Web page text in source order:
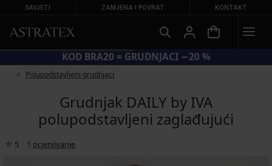
SAVJETI ZAMJENA I POVRAT KONTAKT
KOD BRA20 = GRUDNJACI −20 %
Polupodstavljeni grudnjaci
Grudnjak DAILY by IVA
polupodstavljeni zaglađujući
5 1 ocjenjivanje